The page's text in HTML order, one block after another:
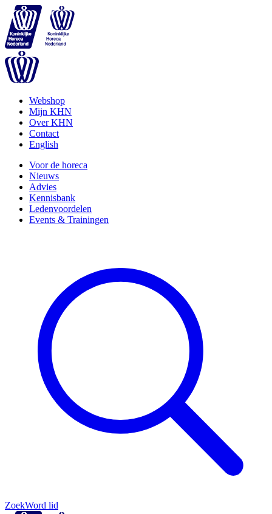
Webshop
Mijn KHN
Over KHN
Contact
English
Voor de horeca
Nieuws
Advies
Kennisbank
Ledenvoordelen
Events & Trainingen
ZoekWord lid